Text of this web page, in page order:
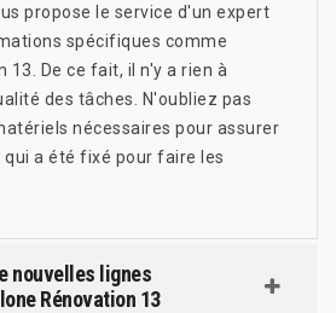
propose le service d'un expert
spécifiques comme
13. De ce fait, il n'y a rien à
des tâches. N'oubliez pas
nécessaires pour assurer
qui a été fixé pour faire les
nouvelles lignes
Rénovation 13